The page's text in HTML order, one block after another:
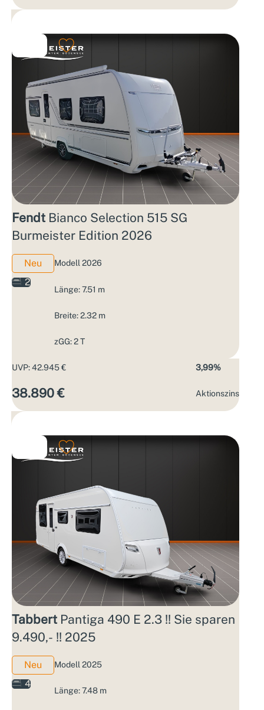
Fendt Bianco Selection 515 SG
Burmeister Edition 2026
Neu
2
Modell 2026
Länge: 7.51 m
Breite: 2.32 m
zGG: 2 T
UVP: 42.945 €
38.890 €
3,99%
Aktions­zins
Tabbert Pantiga 490 E 2.3 !! Sie sparen
9.490,- !! 2025
Neu
4
Modell 2025
Länge: 7.48 m